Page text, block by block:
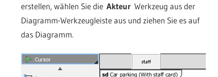
erstellen, wählen Sie die AkteurWerkzeug aus der
Diagramm-Werkzeugleiste aus und ziehen Sie es auf
das Diagramm.